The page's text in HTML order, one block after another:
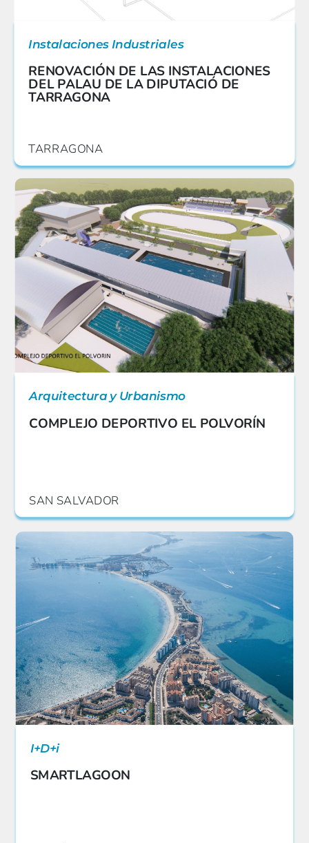
Instalaciones Industriales
RENOVACIÓN DE LAS INSTALACIONES
DEL PALAU DE LA DIPUTACIÓ DE
TARRAGONA
TARRAGONA
Arquitectura y Urbanismo
COMPLEJO DEPORTIVO EL POLVORÍN
SAN SALVADOR
I+D+i
SMARTLAGOON